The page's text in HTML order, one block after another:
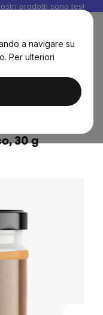
a navigare su
Per ulteriori
prodotti sono testati
di noci
Dream,
30 g